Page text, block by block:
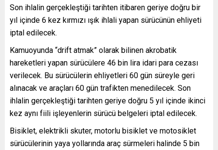
Son ihlalin gerçekleştiği tarihten itibaren geriye doğru bir
yıl içinde 6 kez kırmızı ışık ihlali yapan sürücünün ehliyeti
iptal edilecek.
Kamuoyunda “drift atmak” olarak bilinen akrobatik
hareketleri yapan sürücülere 46 bin lira idari para cezası
verilecek. Bu sürücülerin ehliyetleri 60 gün süreyle geri
alınacak ve araçları 60 gün trafikten menedilecek. Son
ihlalin gerçekleştiği tarihten geriye doğru 5 yıl içinde ikinci
kez aynı fiili işleyenlerin sürücü belgeleri iptal edilecek.
Bisiklet, elektrikli skuter, motorlu bisiklet ve motosiklet
sürücülerinin yaya yollarında araç sürmeleri halinde 5 bin